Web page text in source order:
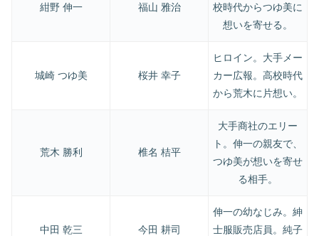
紺野 伸一 福山 雅治
校時代からつゆ美に
想いを寄せる。
城崎 つゆ美 桜井 幸子
ヒロイン。大手メー
カー広報。高校時代
から荒木に片想い。
荒木 勝利 椎名 桔平
大手商社のエリー
ト。伸一の親友で、
つゆ美が想いを寄せ
る相手。
中田 乾三 今田 耕司
伸一の幼なじみ。紳
士服販売店員。純子